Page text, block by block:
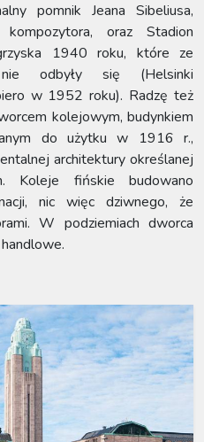
pomnik Jeana Sibeliusa,
kompozytora, oraz Stadion
1940 roku, które ze
nie odbyły się (Helsinki
w 1952 roku). Radzę też
kolejowym, budynkiem
do użytku w 1916 r.,
architektury określanej
Koleje fińskie budowano
nic więc dziwnego, że
W podziemiach dworca